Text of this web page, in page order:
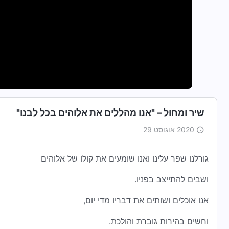
שיר ומחול – "אנו מהללים את אלוהים בכל לבנו"
2020 אוגוסט 29
גורלנו שפר עלינו ואנו שומעים את קולו של אלוהים
ושבים להתייצב בפניו.
אנו אוכלים ושותים את דבריו מדי יום,
וחשים בהירות גוברת והולכת.